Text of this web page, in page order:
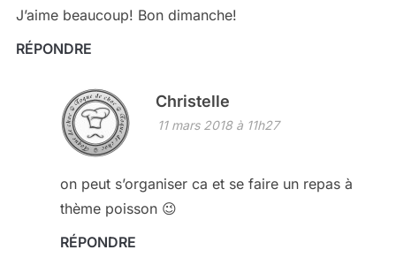
J’aime beaucoup! Bon dimanche!
RÉPONDRE
Christelle
11 mars 2018 à 11h27
on peut s’organiser ca et se faire un repas à
thème poisson 😉
RÉPONDRE